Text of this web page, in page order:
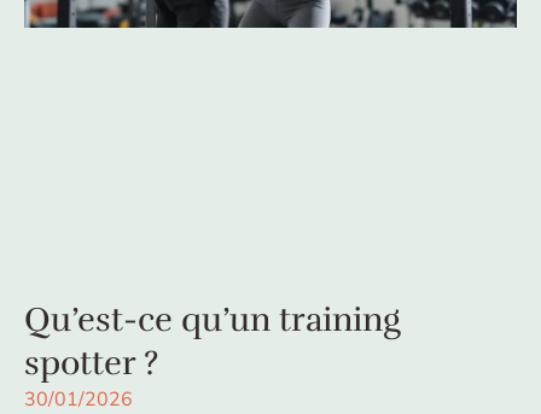
Qu’est-ce qu’un training
spotter ?
30/01/2026